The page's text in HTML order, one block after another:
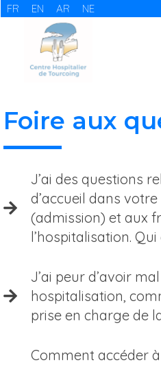
FR EN AR NE
Foire aux
J’ai des questions relatives aux modalités
d’accueil dans
(admission) et aux
l’hospitalisation.
J’ai peur d’avoir mal durant mon
hospitalisation,
prise en charge de
Comment accéder à mon dossier médical